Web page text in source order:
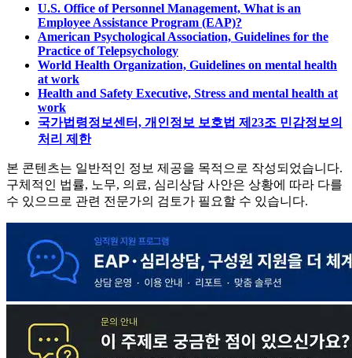
U.S. Office of Personnel Management, What is an
Employee Assistance Program (EAP)?
American Psychological Association, Guidelines for the
Practice of Telepsychology
World Health Organization, Guidelines on mental health
at work
Health and Safety Executive, Stress and mental health at
work
국가법령정보센터, 개인정보 보호법 제23조 민감정보의
처리 제한
본 콘텐츠는 일반적인 정보 제공을 목적으로 작성되었습니다.
구체적인 법률, 노무, 의료, 심리상담 사안은 상황에 따라 다를
수 있으므로 관련 전문가의 검토가 필요할 수 있습니다.